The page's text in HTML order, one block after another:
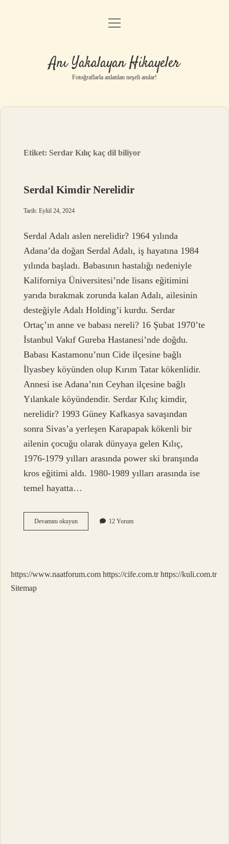
Anasayfa
Yasal Uyarı
menüyü
Anı Yakalayan Hikayeler
Fotoğraflarla anlatılan neşeli anılar!
Etiket: Serdar Kılıç kaç dil biliyor
Serdal Kimdir Nerelidir
Tarih: Eylül 24, 2024
Serdal Adalı aslen nerelidir? 1964 yılında
Adana’da doğan Serdal Adalı, iş hayatına 1984
yılında başladı. Babasının hastalığı nedeniyle
Kaliforniya Üniversitesi’nde lisans eğitimini
yarıda bırakmak zorunda kalan Adalı, ailesinin
desteğiyle Adalı Holding’i kurdu. Serdar
Ortaç’ın anne ve babası nereli? 16 Şubat 1970’te
İstanbul Vakıf Gureba Hastanesi’nde doğdu.
Babası Kastamonu’nun Cide ilçesine bağlı
İlyasbey köyünden olup Kırım Tatar kökenlidir.
Annesi ise Adana’nın Ceyhan ilçesine bağlı
Yılankale köyündendir. Serdar Kılıç kimdir,
nerelidir? 1993 Güney Kafkasya savaşından
sonra Sivas’a yerleşen Karapapak kökenli bir
ailenin çocuğu olarak dünyaya gelen Kılıç,
1976-1979 yılları arasında power ski branşında
kros eğitimi aldı. 1980-1989 yılları arasında ise
temel hayatta…
Devamını okuyunSerdal
Kimdir
12 Yorum
https://www.naatforum.com https://cife.com.tr https://kuli.com.tr
Sitemap